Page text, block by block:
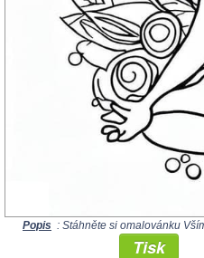
Popis : Stáhněte si omalovánku
Tisk